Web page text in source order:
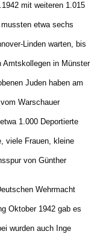
mit weiteren 1.015
etwa sechs
Linden warten, bis
Amtskollegen in Münster
Juden haben am
Warschauer
1.000 Deportierte
viele Frauen, kleine
von Günther
Wehrmacht
Oktober 1942 gab es
wurden auch Inge